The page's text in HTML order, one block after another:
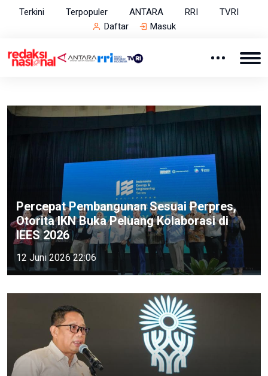
Terkini Terpopuler ANTARA RRI
TVRI
Daftar
Masuk
Percepat Pembangunan Sesuai Perpres,
Otorita IKN Buka Peluang Kolaborasi di
IEES 2026
12 Juni 2026 22:06